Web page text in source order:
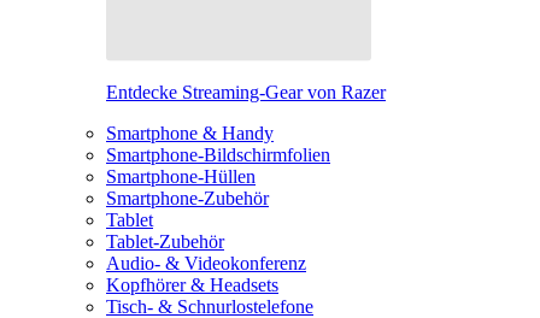
Entdecke Streaming-Gear von Razer
Smartphone & Handy
Smartphone-Bildschirmfolien
Smartphone-Hüllen
Smartphone-Zubehör
Tablet
Tablet-Zubehör
Audio- & Videokonferenz
Kopfhörer & Headsets
Tisch- & Schnurlostelefone